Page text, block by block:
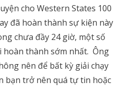
cho Western States 100
đã hoàn thành sự kiện này
chưa đầy 24 giờ, một số
hoàn thành sớm nhất.Ông
nên để bất kỳ giải chạy
bạn trở nên quá tự tin hoặc